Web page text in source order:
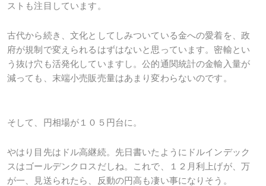
ストも注目しています。
古代から続き、文化としてしみついている金への愛着を、政
府が規制で変えられるはずはないと思っています。密輸とい
う抜け穴も活発化していますし。公的通関統計の金輸入量が
減っても、末端小売販売量はあまり変わらないのです。
そして、円相場が１０５円台に。
やはり目先はドル高継続。先日書いたようにドルインデック
スはゴールデンクロスだしね。これで、１２月利上げが、万
が一、見送られたら、反動の円高も凄い事になりそう。